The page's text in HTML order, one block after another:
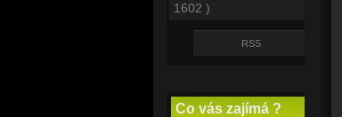
1602 )
RSS
Co vás zajímá ?